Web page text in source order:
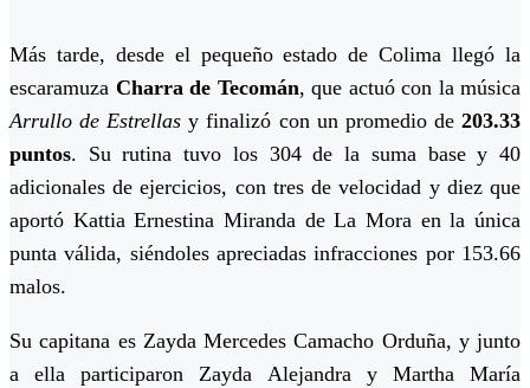
Más tarde, desde el pequeño estado de Colima llegó la
escaramuza Charra de Tecomán, que actuó con la música
Arrullo de Estrellasy finalizó con un promedio de203.33
puntos. Su rutina tuvo los 304 de la suma base y 40
adicionales de ejercicios, con tres de velocidad y diez que
aportó Kattia Ernestina Miranda de La Mora en la única
punta válida, siéndoles apreciadas infracciones por 153.66
malos.
Su capitana es Zayda Mercedes Camacho Orduña, y junto
a ella participaron Zayda Alejandra y Martha María